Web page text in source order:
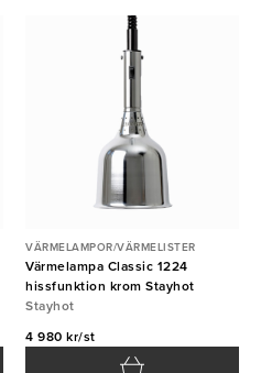
VÄRMELAMPOR/VÄRMELISTER
Värmelampa Classic 1224
hissfunktion krom Stayhot
Stayhot
4 980 kr/st